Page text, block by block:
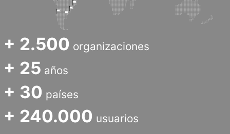
+ 2.500 organizaciones
+ 25 años
+ 30 países
+ 240.000 usuarios